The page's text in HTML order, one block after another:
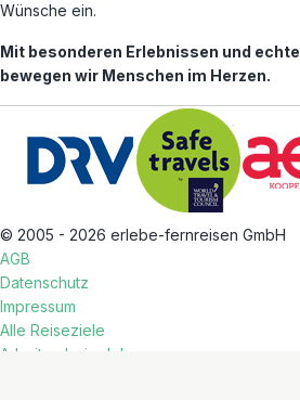
Wünsche ein.
Mit besonderen Erlebnissen und
bewegen wir Menschen im Herzen.
© 2005 - 2026 erlebe-fernreisen GmbH
AGB
Datenschutz
Impressum
Alle Reiseziele
Arbeiten bei erlebe